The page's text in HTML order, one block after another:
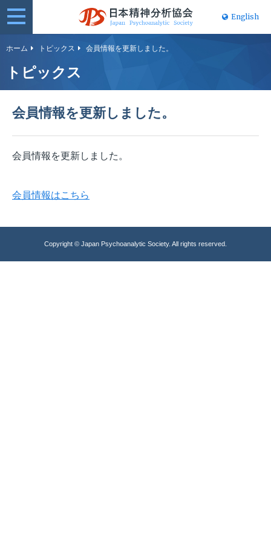
日本精神分
English
ホーム トピックス 会員情報を更新しました。
トピックス
会員情報を更新しました。
会員情報を更新しました。
会員情報はこちら
Copyright © Japan Psychoanalytic Society. All rights reserved.